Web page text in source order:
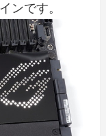
ンです。